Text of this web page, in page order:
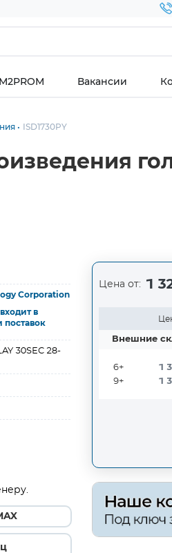
Вакансии
ISD1730PY
Corporation
в
поставок
30SEC 28-
Цена от: 1
Внешние
6+
9+
1
1